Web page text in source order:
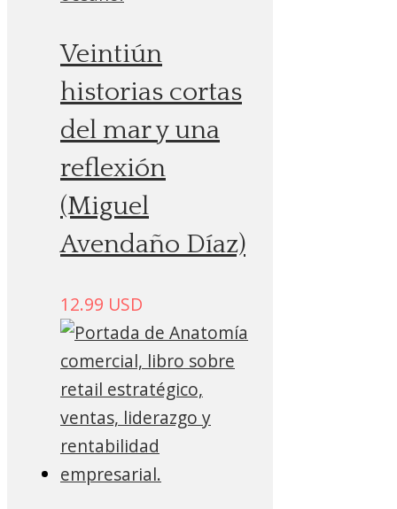
Veintiún
historias cortas
del mar y una
reflexión
(Miguel
Avendaño Díaz)
12.99 USD